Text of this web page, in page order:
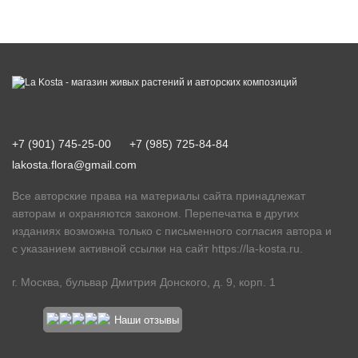
+7 (901) 745-25-00
+7 (985) 725-84-84
lakosta.flora@gmail.com
Все авторские права на материалы сайта принадлежат
авторам и охраняются законом. Перепечатка в других
изданиях возможна только с письменного согласия автора и
с указанием активной ссылки на сайт https://la-kosta.ru
г. Москва, бульвар Дмитрия Донского, д. 9, корп. 1
Наши отзывы